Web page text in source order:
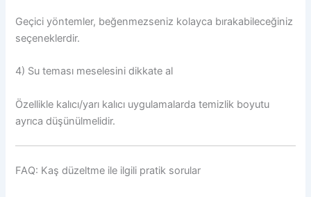
Geçici yöntemler, beğenmezseniz kolayca bırakabileceğiniz
seçeneklerdir.
4) Su teması meselesini dikkate al
Özellikle kalıcı/yarı kalıcı uygulamalarda temizlik boyutu
ayrıca düşünülmelidir.
FAQ: Kaş düzeltme ile ilgili pratik sorular